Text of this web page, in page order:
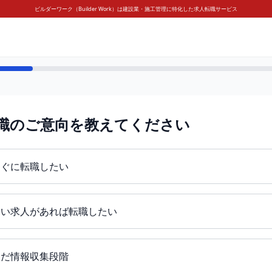
ビルダーワーク（Builder Work）は建設業・施工管理に特化した求人転職サービス
のご意向を教えてください
に転職したい
求人があれば転職したい
情報収集段階